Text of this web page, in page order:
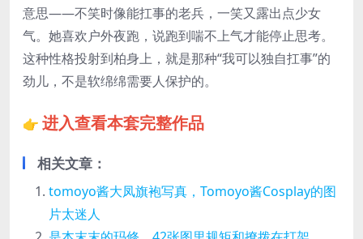
意思——不笑时像能扛事的老兵，一笑又露出点少女
气。她喜欢户外夜跑，说跑到喘不上气才能停止思考。
这种性格投射到柏身上，就是那种“我可以独自扛事”的
劲儿，不是软绵绵需要人保护的。
👉 进入查看本套完整作品
相关文章：
tomoyo酱大凤旗袍写真，Tomoyo酱Cosplay的图
片太迷人